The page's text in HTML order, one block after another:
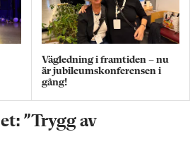
Vägledning i framtiden – nu
är jubileumskonferensen i
gång!
”Trygg av